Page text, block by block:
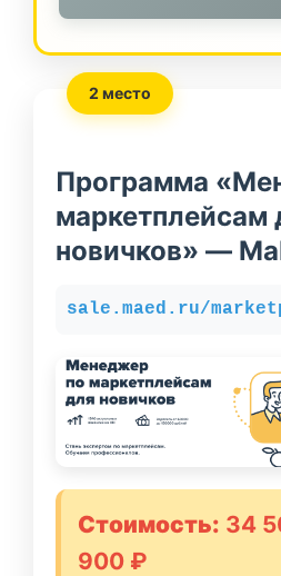
2 место
Программа
маркетплейсам
новичков» —
sale.maed.ru/
Стоимость: 34
900 ₽